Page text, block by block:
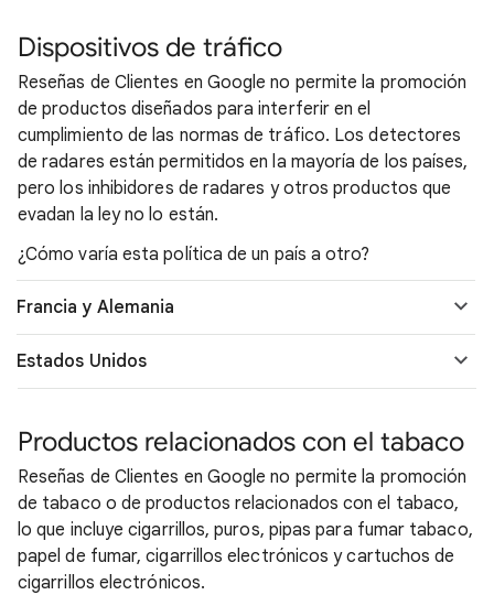
Dispositivos de tráfico
Reseñas de Clientes en Google no permite la promoción
de productos diseñados para interferir en el
cumplimiento de las normas de tráfico. Los detectores
de radares están permitidos en la mayoría de los países,
pero los inhibidores de radares y otros productos que
evadan la ley no lo están.
¿Cómo varía esta política de un país a otro?
Francia y Alemania
Estados Unidos
Productos relacionados con el tabaco
Reseñas de Clientes en Google no permite la promoción
de tabaco o de productos relacionados con el tabaco,
lo que incluye cigarrillos, puros, pipas para fumar tabaco,
papel de fumar, cigarrillos electrónicos y cartuchos de
cigarrillos electrónicos.